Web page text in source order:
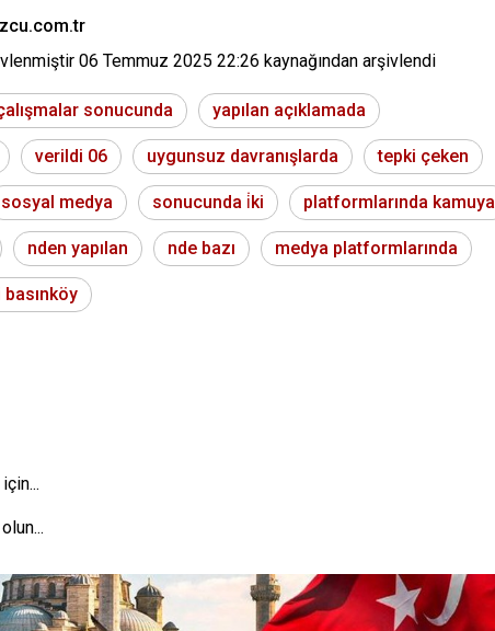
06 Temmuz 2025 22:26 kaynağından arşivlendi
sonucunda yapılan açıklamada
verildi 06 uygunsuz davranışlarda tepki çeken
sosyal medya sonucunda i̇ki platformlarında kamuya
nden yapılan nde bazı medya platformlarında